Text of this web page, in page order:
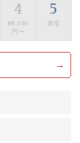
います
ません
ある諏訪の街
みあるお食
せのときを安
4
88,000
円〜
5
満室